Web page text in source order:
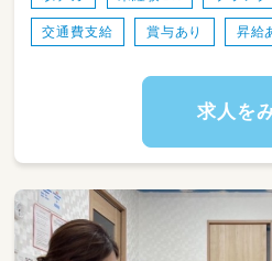
交通費支給 賞与あり 昇給
求人を